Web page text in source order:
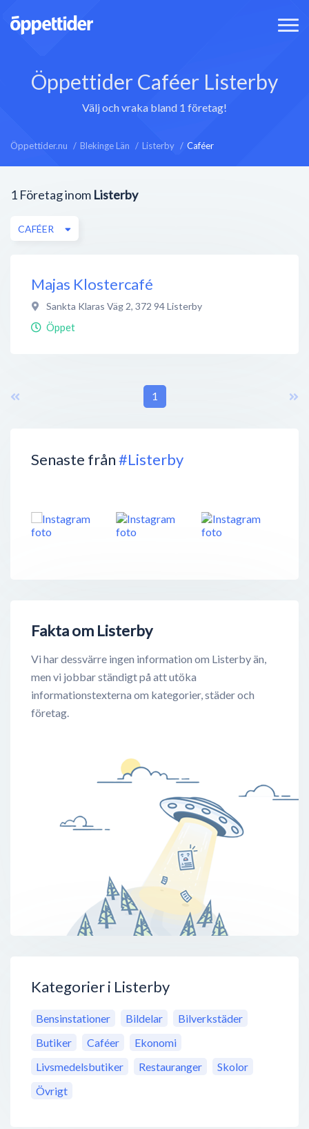
Öppettider Caféer Listerby
Välj och vraka bland 1 företag!
Öppettider.nu Blekinge Län Listerby Caféer
Senaste från#Listerby
Fakta om Listerby
Vi har dessvärre ingen information om Listerby än,
men vi jobbar ständigt på att utöka
informationstexterna om kategorier, städer och
företag.
Kategorier i Listerby
Bensinstationer Bildelar
Bilverkstäder
Butiker
Caféer
Ekonomi
Livsmedelsbutiker
Restauranger
Skolor
Övrigt
1 Företag inom Listerby
CAFÉER
Majas Klostercafé
Sankta Klaras Väg 2, 372 94Listerby
Öppet
1